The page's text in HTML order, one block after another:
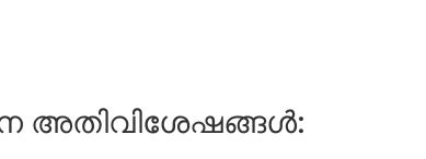
അതിവിശേഷങ്ങൾ: